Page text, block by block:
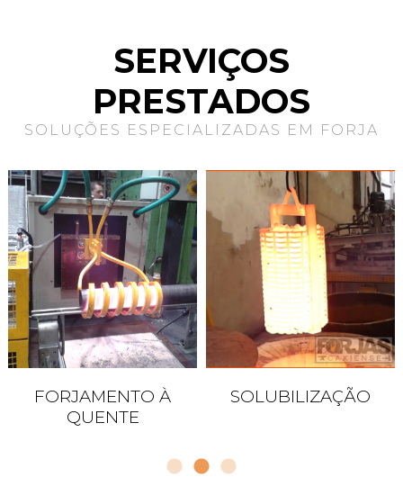
SERVIÇOS
PRESTADOS
SOLUÇÕES ESPECIALIZADAS EM FORJA
FORJAMENTO À
QUENTE
SOLUBILIZAÇÃO